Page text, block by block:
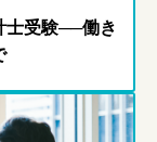
士受験──働き